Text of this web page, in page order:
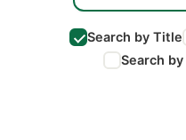
Search by Title
Search